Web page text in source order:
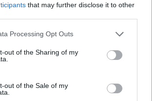
that may further disclose it to other
this website/app uses one or more Google
visit or usage behaviour. You may click to
to Google and its third-party tags to
below specified purposes in below Google
Processing Opt Outs
out of the Sharing of my
out of the Sale of my
is!
Követem